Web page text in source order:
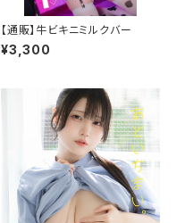
【通販】牛ビキニミルクバー
¥3,300